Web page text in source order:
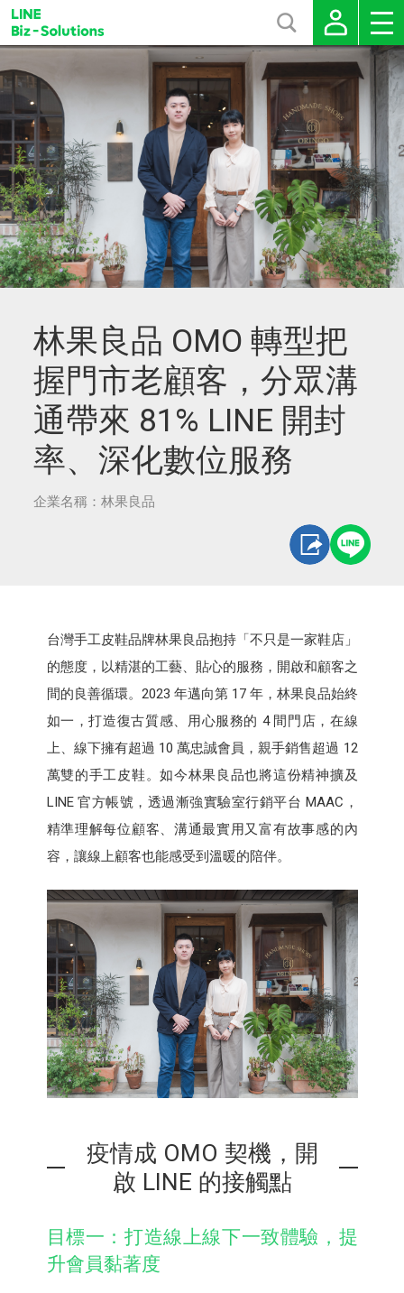
林果良品 OMO 轉型把
握門市老顧客，分眾溝
通帶來 81% LINE 開封
率、深化數位服務
企業名稱：林果良品
台灣手工皮鞋品牌林果良品抱持「不只是一家鞋店」
的態度，以精湛的工藝、貼心的服務，開啟和顧客之
間的良善循環。2023 年邁向第 17 年，林果良品始終
如一，打造復古質感、用心服務的 4 間門店，在線
上、線下擁有超過 10 萬忠誠會員，親手銷售超過 12
萬雙的手工皮鞋。如今林果良品也將這份精神擴及
LINE 官方帳號，透過漸強實驗室行銷平台 MAAC，
精準理解每位顧客、溝通最實用又富有故事感的內
容，讓線上顧客也能感受到溫暖的陪伴。
疫情成 OMO 契機，開
啟 LINE 的接觸點
目標一：打造線上線下一致體驗，提
升會員黏著度